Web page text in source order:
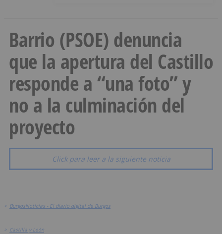
Barrio (PSOE) denuncia
que la apertura del Castillo
responde a “una foto” y
no a la culminación del
proyecto
Click para leer a la siguiente noticia
> BurgosNoticias - El diario digital de Burgos
> Castilla y León